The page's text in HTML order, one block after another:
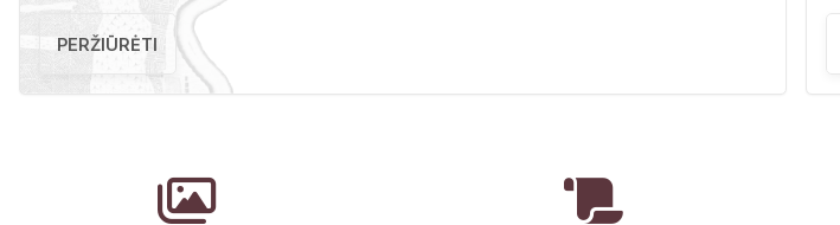
PERŽIŪRĖTI